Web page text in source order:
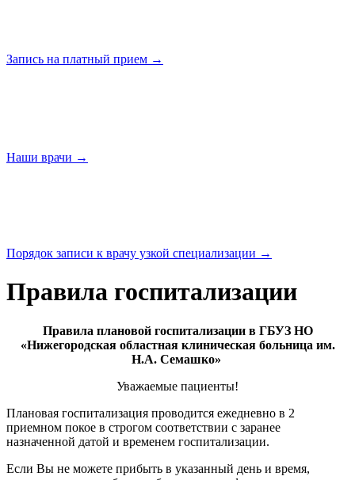
Запись на платный прием →
Наши врачи →
Порядок записи к врачу узкой специализации →
Правила госпитализации
Правила плановой госпитализации в ГБУЗ НО
«Нижегородская областная клиническая больница им.
Н.А. Семашко»
Уважаемые пациенты!
Плановая госпитализация проводится ежедневно в 2
приемном покое в строгом соответствии с заранее
назначенной датой и временем госпитализации.
Если Вы не можете прибыть в указанный день и время,